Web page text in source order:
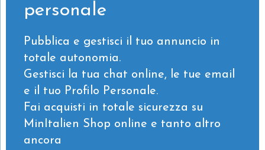
personale
Pubblica e gestisci il tuo annuncio in
totale autonomia.
Gestisci la tua chat online, le tue email
e il tuo Profilo Personale.
Fai acquisti in totale sicurezza su
MinItalien Shop online e tanto altro
ancora